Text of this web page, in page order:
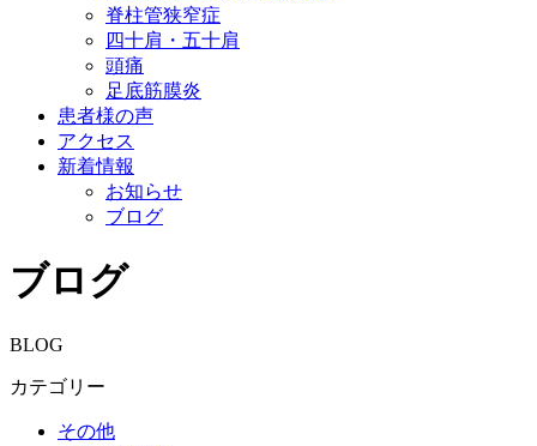
脊柱管狭窄症
四十肩・五十肩
頭痛
足底筋膜炎
患者様の声
アクセス
新着情報
お知らせ
ブログ
ブログ
BLOG
カテゴリー
その他